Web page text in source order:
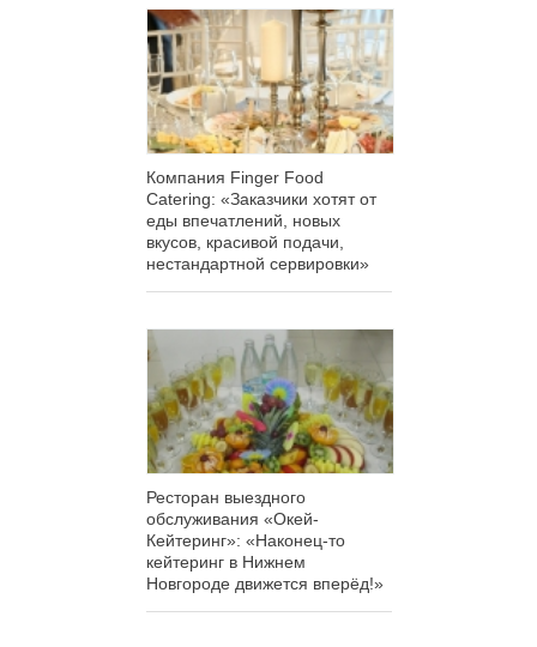
Компания Finger Food
Catering: «Заказчики хотят от
еды впечатлений, новых
вкусов, красивой подачи,
нестандартной сервировки»
Ресторан выездного
обслуживания «Окей-
Кейтеринг»: «Наконец-то
кейтеринг в Нижнем
Новгороде движется вперёд!»